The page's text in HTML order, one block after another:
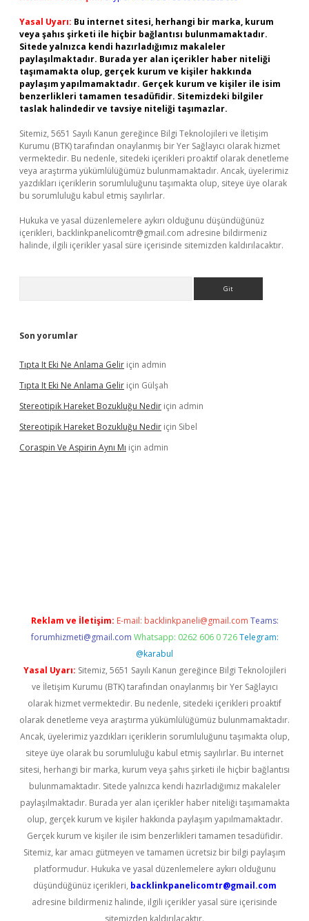
Yasal Uyarı: Bu internet sitesi, herhangi bir marka, kurum
veya şahıs şirketi ile hiçbir bağlantısı bulunmamaktadır.
Sitede yalnızca kendi hazırladığımız makaleler
paylaşılmaktadır. Burada yer alan içerikler haber niteliği
taşımamakta olup, gerçek kurum ve kişiler hakkında
paylaşım yapılmamaktadır. Gerçek kurum ve kişiler ile isim
benzerlikleri tamamen tesadüfidir. Sitemizdeki bilgiler
taslak halindedir ve tavsiye niteliği taşımazlar.
Sitemiz, 5651 Sayılı Kanun gereğince Bilgi Teknolojileri ve İletişim
Kurumu (BTK) tarafından onaylanmış bir Yer Sağlayıcı olarak hizmet
vermektedir. Bu nedenle, sitedeki içerikleri proaktif olarak denetleme
veya araştırma yükümlülüğümüz bulunmamaktadır. Ancak, üyelerimiz
yazdıkları içeriklerin sorumluluğunu taşımakta olup, siteye üye olarak
bu sorumluluğu kabul etmiş sayılırlar.
Hukuka ve yasal düzenlemelere aykırı olduğunu düşündüğünüz
içerikleri, backlinkpanelicomtr@gmail.com adresine bildirmeniz
halinde, ilgili içerikler yasal süre içerisinde sitemizden kaldırılacaktır.
Son yorumlar
Tıpta It Eki Ne Anlama Gelir için admin
Tıpta It Eki Ne Anlama Gelir için Gülşah
Stereotipik Hareket Bozukluğu Nedir için admin
Stereotipik Hareket Bozukluğu Nedir için Sibel
Coraspin Ve Aspirin Aynı Mı için admin
Reklam ve İletişim: E-mail: backlinkpaneli@gmail.com Teams:
forumhizmeti@gmail.com Whatsapp: 0262 606 0 726 Telegram:
@karabul
Yasal Uyarı: Sitemiz, 5651 Sayılı Kanun gereğince Bilgi Teknolojileri
ve İletişim Kurumu (BTK) tarafından onaylanmış bir Yer Sağlayıcı
olarak hizmet vermektedir. Bu nedenle, sitedeki içerikleri proaktif
olarak denetleme veya araştırma yükümlülüğümüz bulunmamaktadır.
Ancak, üyelerimiz yazdıkları içeriklerin sorumluluğunu taşımakta olup,
siteye üye olarak bu sorumluluğu kabul etmiş sayılırlar. Bu internet
sitesi, herhangi bir marka, kurum veya şahıs şirketi ile hiçbir bağlantısı
bulunmamaktadır. Sitede yalnızca kendi hazırladığımız makaleler
paylaşılmaktadır. Burada yer alan içerikler haber niteliği taşımamakta
olup, gerçek kurum ve kişiler hakkında paylaşım yapılmamaktadır.
Gerçek kurum ve kişiler ile isim benzerlikleri tamamen tesadüfidir.
Sitemiz, kar amacı gütmeyen ve tamamen ücretsiz bir bilgi paylaşım
platformudur. Hukuka ve yasal düzenlemelere aykırı olduğunu
düşündüğünüz içerikleri, backlinkpanelicomtr@gmail.com
adresine bildirmeniz halinde, ilgili içerikler yasal süre içerisinde
sitemizden kaldırılacaktır.